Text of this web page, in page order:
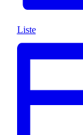
Liste